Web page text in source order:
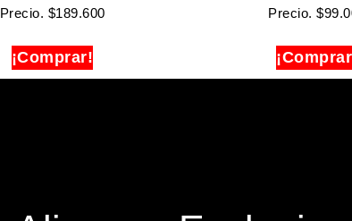
Precio. $189.600
¡Comprar!
Precio.$